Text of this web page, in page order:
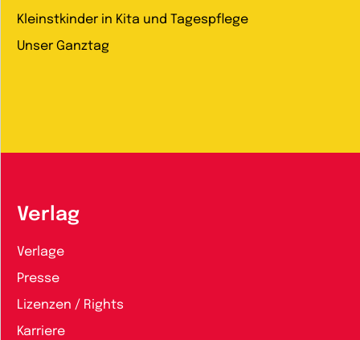
Kleinstkinder in Kita und Tagespflege
Unser Ganztag
Verlag
Verlage
Presse
Lizenzen / Rights
Karriere